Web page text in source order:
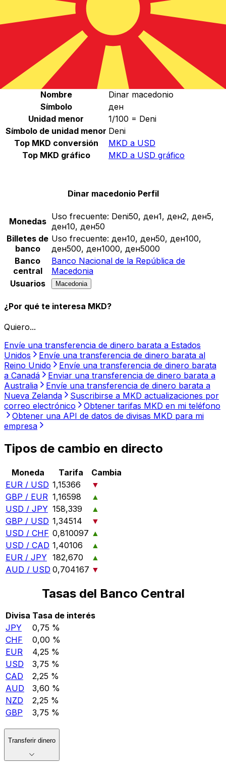
Seleccione una divisa
Dinar macedonio
Dinar macedonio Estadísticas
Nombre
Dinar macedonio
Símbolo
ден
Unidad menor
1/100 = Deni
Símbolo de unidad menor Deni
Top MKD conversión
MKD a USD
Top MKD gráfico
MKD a USD gráfico
Dinar macedonio Perfil
Monedas Uso frecuente: Deni50, ден1, ден2, ден5,
ден10, ден50
Billetes de
banco
Uso frecuente: ден10, ден50, ден100,
ден500, ден1000, ден5000
Banco
central
Banco Nacional de la República de
Macedonia
Usuarios
Macedonia
¿Por qué te interesa MKD?
Quiero...
Envíe una transferencia de dinero barata a Estados
Unidos
Envíe una transferencia de dinero barata al
Reino Unido
Envíe una transferencia de dinero barata
a Canadá
Enviar una transferencia de dinero barata a
Australia
Envíe una transferencia de dinero barata a
Nueva Zelanda
Suscribirse a MKD actualizaciones por
correo electrónico
Obtener tarifas MKD en mi teléfono
Obtener una API de datos de divisas MKD para mi
empresa
Tipos de cambio en directo
Moneda Tarifa
Cambia
EUR / USD 1,15366
▼
GBP / EUR 1,16598
▲
USD / JPY 158,339
▲
GBP / USD 1,34514
▼
USD / CHF 0,810097 ▲
USD / CAD 1,40106
▲
EUR / JPY 182,670
▲
AUD / USD 0,704167 ▼
Tasas del Banco Central
Divisa Tasa de interés
JPY
0,75 %
CHF
0,00 %
EUR
4,25 %
USD
3,75 %
CAD
2,25 %
AUD
3,60 %
NZD
2,25 %
GBP
3,75 %
Transferir dinero